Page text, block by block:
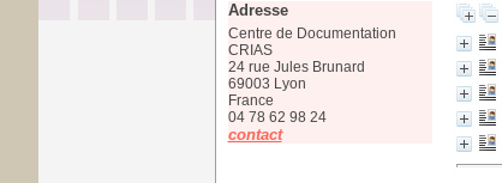
Adresse
Centre de Documentation
CRIAS
24 rue Jules Brunard
69003 Lyon
France
04 78 62 98 24
contact